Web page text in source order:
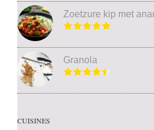
Zoetzure kip met
Granola
CUISINES